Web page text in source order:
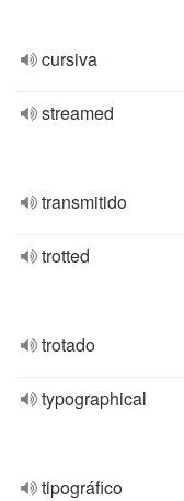
cursiva
streamed
transmitido
trotted
trotado
typographical
tipográfico